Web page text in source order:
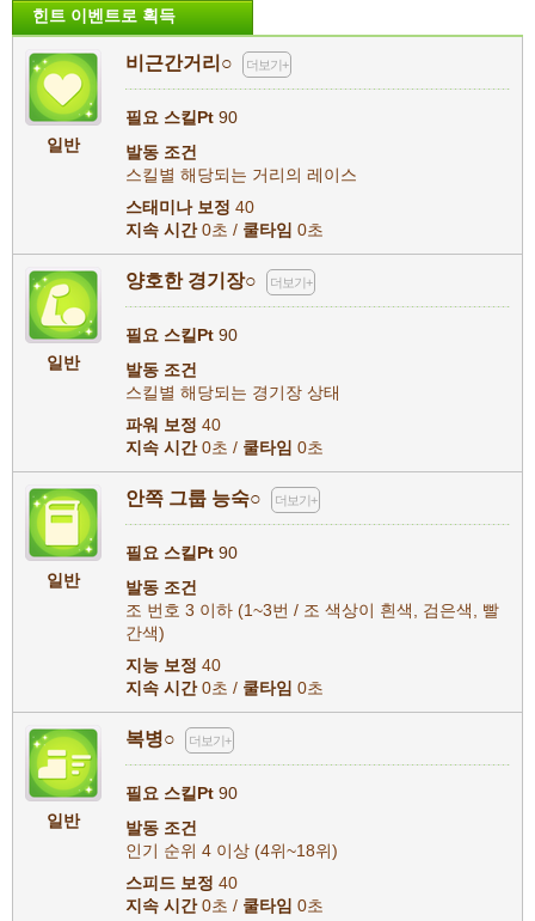
힌트 이벤트로 획득
일반
비근간거리○ 더보기+
필요 스킬Pt 90
발동 조건
스킬별 해당되는 거리의 레이스
스태미나 보정 40
지속 시간0초 / 쿨타임 0초
일반
양호한 경기장○ 더보기+
필요 스킬Pt 90
발동 조건
스킬별 해당되는 경기장 상태
파워 보정 40
지속 시간0초 / 쿨타임 0초
일반
안쪽 그룹 능숙○ 더보기+
필요 스킬Pt 90
발동 조건
조 번호 3 이하 (1~3번 / 조 색상이 흰색, 검은색, 빨
간색)
지능 보정 40
지속 시간0초 / 쿨타임 0초
일반
복병○ 더보기+
필요 스킬Pt 90
발동 조건
인기 순위 4 이상 (4위~18위)
스피드 보정 40
지속 시간0초 / 쿨타임 0초